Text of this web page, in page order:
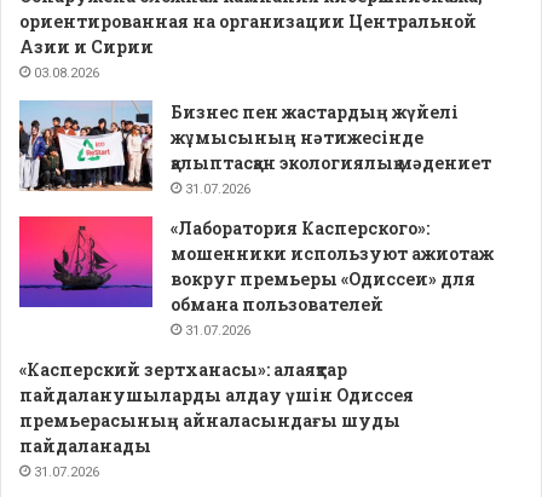
ориентированная на организации Центральной
Азии и Сирии
03.08.2026
Бизнес пен жастардың жүйелі
жұмысының нәтижесінде
қалыптасқан экологиялық мәдениет
31.07.2026
«Лаборатория Касперского»:
мошенники используют ажиотаж
вокруг премьеры «Одиссеи» для
обмана пользователей
31.07.2026
«Касперский зертханасы»: алаяқтар
пайдаланушыларды алдау үшін Одиссея
премьерасының айналасындағы шуды
пайдаланады
31.07.2026